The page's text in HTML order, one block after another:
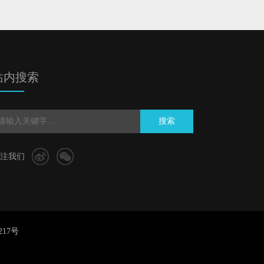
内搜索
搜索
我们
号